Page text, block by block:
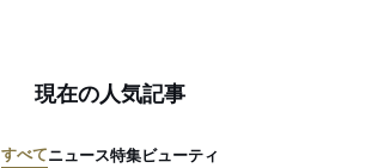
現在の人気記事
すべてニュース特集ビューティ